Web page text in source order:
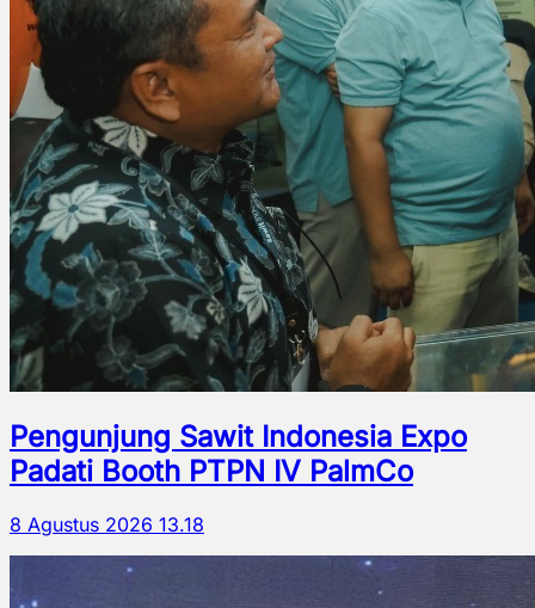
Pengunjung Sawit Indonesia Expo
Padati Booth PTPN IV PalmCo
8 Agustus 2026 13.18